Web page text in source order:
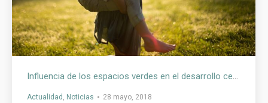
Actualidad Noticias 28 mayo, 2018